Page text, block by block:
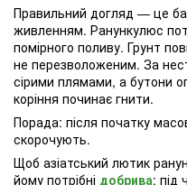
Правильний догляд — це
живленням. Ранункулюс
помірного поливу. Грунт
не перезволоженим. За
сірими плямами, а бутони
коріння починає гнити.
Порада: після початку
скорочують.
Щоб азіатський лютик
йому потрібні добрива: під